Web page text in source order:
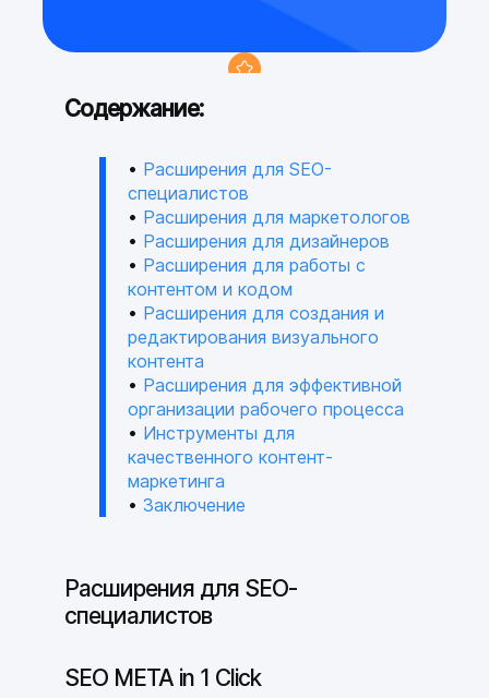
Аудит вашего сайта или
консультация по редактору
0₽
подключенного тарифа
для конструктор сайтов
промокод на продвижение в
сетях Яндекс
+12.000₽
и мобильных приложений
+3
Бесплатный домен
Содержание:
Расширения для SEO-
специалистов
Расширения для маркетологов
Расширения для дизайнеров
Расширения для работы с
контентом и кодом
Расширения для создания и
редактирования визуального
контента
Расширения для эффективной
организации рабочего процесса
Инструменты для
качественного контент-
маркетинга
Заключение
Расширения для SEO-
специалистов
SEO META in 1 Click